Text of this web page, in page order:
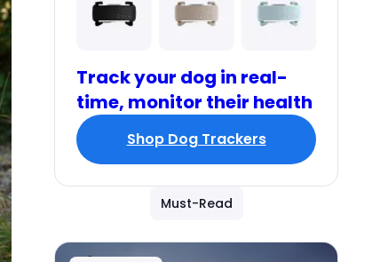
Track your dog in real-
time, monitor their health
Shop Dog Trackers
Must-Read